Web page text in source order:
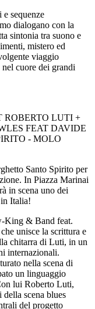
sequenze
dialogano con la
sintonia tra suono e
mistero ed
viaggio
cuore dei grandi
LUTI +
FEAT DAVIDE
- MOLO
Santo Spirito per
In Piazza Marinai
in scena uno dei
Italia!
King & Band feat.
unisce la scrittura e
chitarra di Luti, in un
internazionali.
nella scena di
un linguaggio
lui Roberto Luti,
scena blues
del progetto